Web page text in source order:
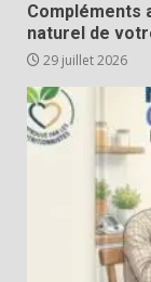
Compléments
naturel de
29 juillet 2026